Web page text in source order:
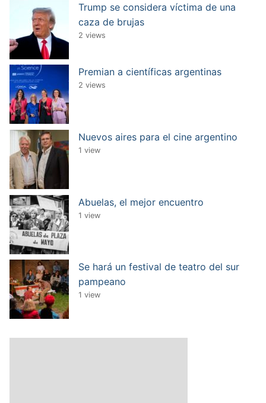
Trump se considera víctima de una
caza de brujas
2 views
Premian a científicas argentinas
2 views
Nuevos aires para el cine argentino
1 view
Abuelas, el mejor encuentro
1 view
Se hará un festival de teatro del sur
pampeano
1 view